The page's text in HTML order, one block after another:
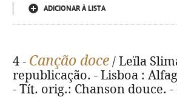
ADICIONAR À LISTA
4 - Canção doce / Leïla
republicação. - Lisboa :
- Tít. orig.: Chanson douce. -